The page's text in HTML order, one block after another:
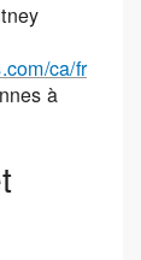
ca/fr
à